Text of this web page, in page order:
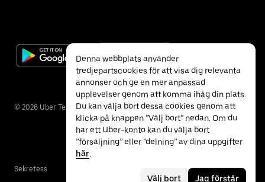
© 2026 Uber Technologies Inc.
Sekretess
Denna webbplats använder
tredjepartscookies för att visa dig relevanta
annonser och ge en mer anpassad
upplevelser genom att komma ihåg din plats.
Du kan välja bort dessa cookies genom att
klicka på knappen ”Välj bort” nedan. Om du
har ett Uber-konto kan du välja bort
”försäljning” eller ”delning” av dina uppgifter
här.
Välj bort Jag förstår